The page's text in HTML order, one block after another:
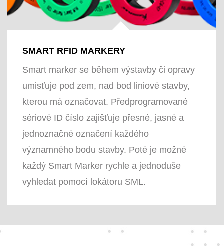
SMART RFID MARKERY
Smart marker se během výstavby či opravy
umisťuje pod zem, nad bod liniové stavby,
kterou má označovat. Předprogramované
sériové ID číslo zajišťuje přesné, jasné a
jednoznačné označení každého
významného bodu stavby. Poté je možné
každý Smart Marker rychle a jednoduše
vyhledat pomocí lokátoru SML.